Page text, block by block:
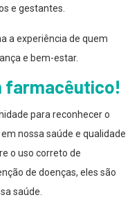
e gestantes.
a experiência de quem
e bem-estar.
farmacêutico!
para reconhecer o
nossa saúde e qualidade
o uso correto de
de doenças, eles são
saúde.